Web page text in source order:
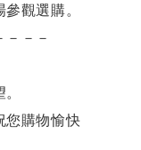
觀選購。
－－
您購物愉快